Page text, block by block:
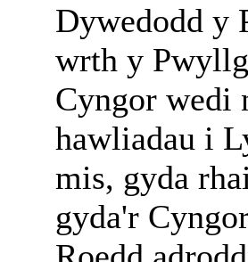
Dywedodd y
wrth y
Cyngor wedi
hawliadau i
mis, gyda
gyda'r